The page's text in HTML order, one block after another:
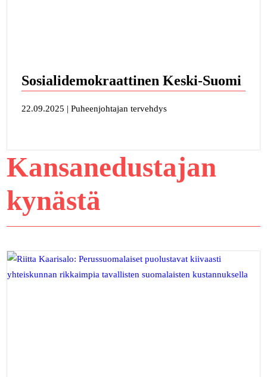
Sosialidemokraattinen Keski-Suomi
22.09.2025 | Puheenjohtajan tervehdys
Kansanedustajan
kynästä